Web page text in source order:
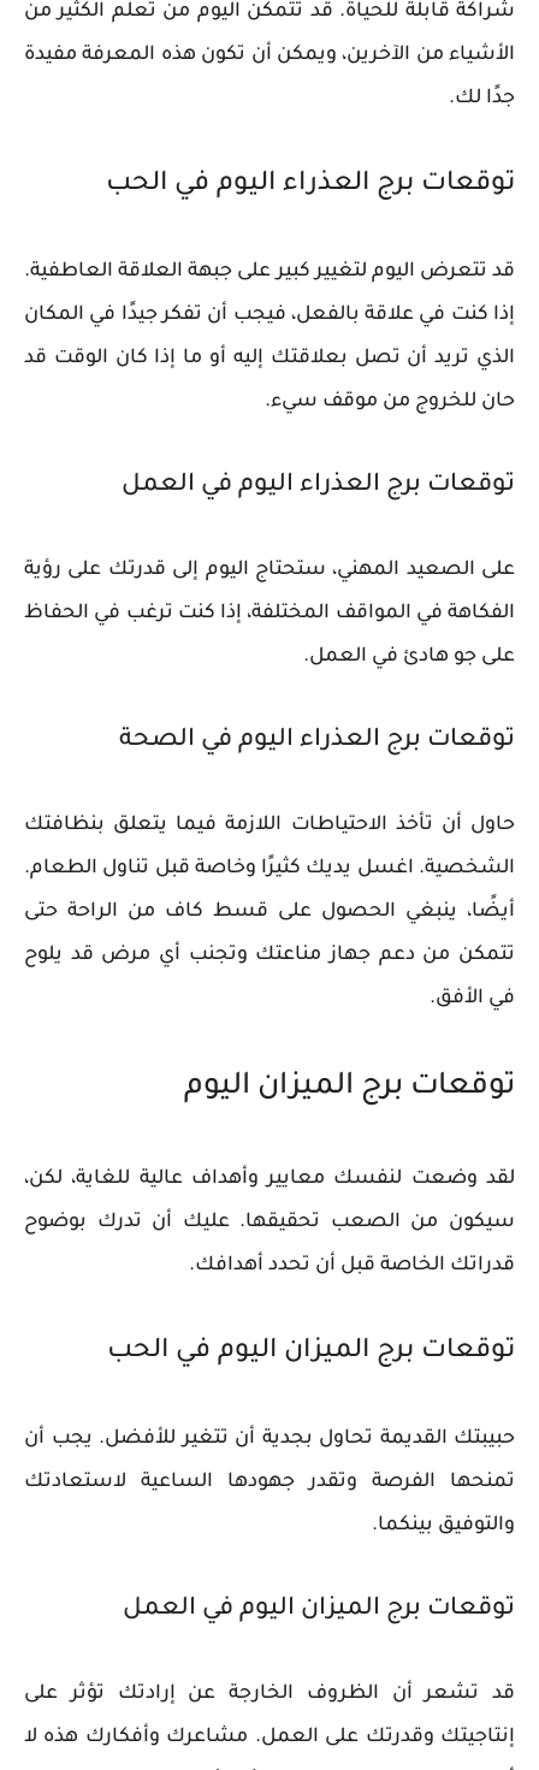
شراكة قابلة للحياة. قد تتمكن اليوم من تعلم الكثير من
الأشياء من الآخرين، ويمكن أن تكون هذه المعرفة مفيدة
جدًا لك.
توقعات برج العذراء اليوم في الحب
قد تتعرض اليوم لتغيير كبير على جبهة العلاقة العاطفية.
إذا كنت في علاقة بالفعل، فيجب أن تفكر جيدًا في المكان
الذي تريد أن تصل بعلاقتك إليه أو ما إذا كان الوقت قد
حان للخروج من موقف سيء.
توقعات برج العذراء اليوم في العمل
على الصعيد المهني، ستحتاج اليوم إلى قدرتك على رؤية
الفكاهة في المواقف المختلفة، إذا كنت ترغب في الحفاظ
على جو هادئ في العمل.
توقعات برج العذراء اليوم في الصحة
حاول أن تأخذ الاحتياطات اللازمة فيما يتعلق بنظافتك
الشخصية. اغسل يديك كثيرًا وخاصة قبل تناول الطعام.
أيضًا، ينبغي الحصول على قسط كاف من الراحة حتى
تتمكن من دعم جهاز مناعتك وتجنب أي مرض قد يلوح
في الأفق.
توقعات برج الميزان اليوم
لقد وضعت لنفسك معايير وأهداف عالية للغاية، لكن،
سيكون من الصعب تحقيقها. عليك أن تدرك بوضوح
قدراتك الخاصة قبل أن تحدد أهدافك.
توقعات برج الميزان اليوم في الحب
حبيبتك القديمة تحاول بجدية أن تتغير للأفضل. يجب أن
تمنحها الفرصة وتقدر جهودها الساعية لاستعادتك
والتوفيق بينكما.
توقعات برج الميزان اليوم في العمل
قد تشعر أن الظروف الخارجة عن إرادتك تؤثر على
إنتاجيتك وقدرتك على العمل. مشاعرك وأفكارك هذه لا